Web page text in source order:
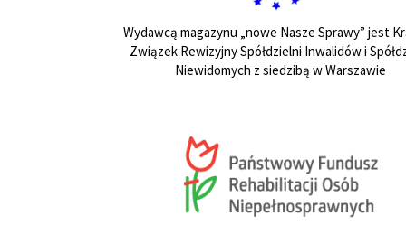
Wydawcą magazynu „nowe Nasze Sprawy” jest
Związek Rewizyjny Spółdzielni Inwalidów i
Niewidomych z siedzibą w Warszawie